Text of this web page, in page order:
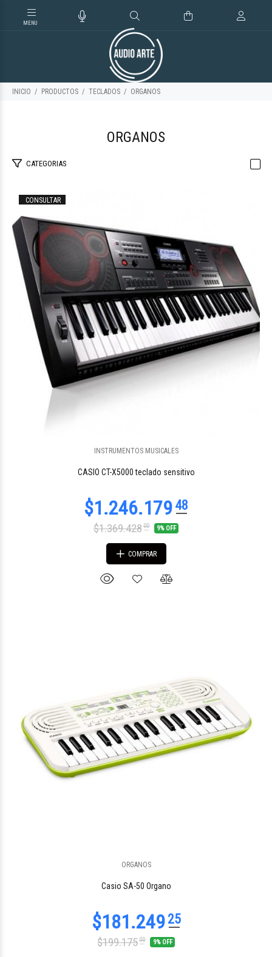
INICIO PRODUCTOS TECLADOS ORGANOS
ORGANOS
CATEGORIAS
CONSULTAR
INSTRUMENTOS MUSICALES
CASIO CT-X5000 teclado sensitivo
$1.246.179 48
$1.369.42800 9% OFF
COMPRAR
ORGANOS
Casio SA-50 Organo
$199.17500 9% OFF